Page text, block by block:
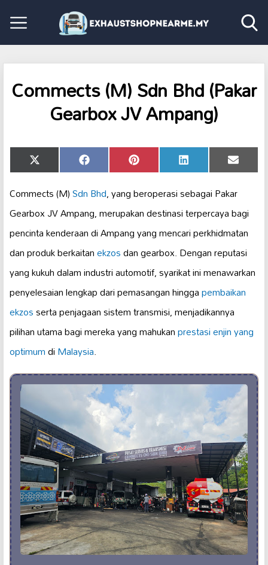
Commects (M) Sdn Bhd (Pakar
Gearbox JV Ampang)
Share
on
X
(Twitter)
Share
on
Facebook Share
on
Pinterest Share
on
LinkedIn Share
on
Email
Commects (M)Sdn Bhd, yang beroperasi sebagai Pakar
Gearbox JV Ampang, merupakan destinasi terpercaya bagi
pencinta kenderaan di Ampang yang mencari perkhidmatan
dan produk berkaitanekzosdan gearbox. Dengan reputasi
yang kukuh dalam industri automotif, syarikat ini menawarkan
penyelesaian lengkap dari pemasangan hinggapembaikan
ekzosserta penjagaan sistem transmisi, menjadikannya
pilihan utama bagi mereka yang mahukanprestasi enjin yang
optimumdiMalaysia.